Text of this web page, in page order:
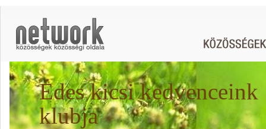
Édes kicsi kedvenceink
klubja